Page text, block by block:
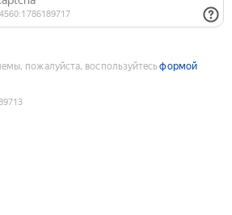
пожалуйста, воспользуйтесьформой